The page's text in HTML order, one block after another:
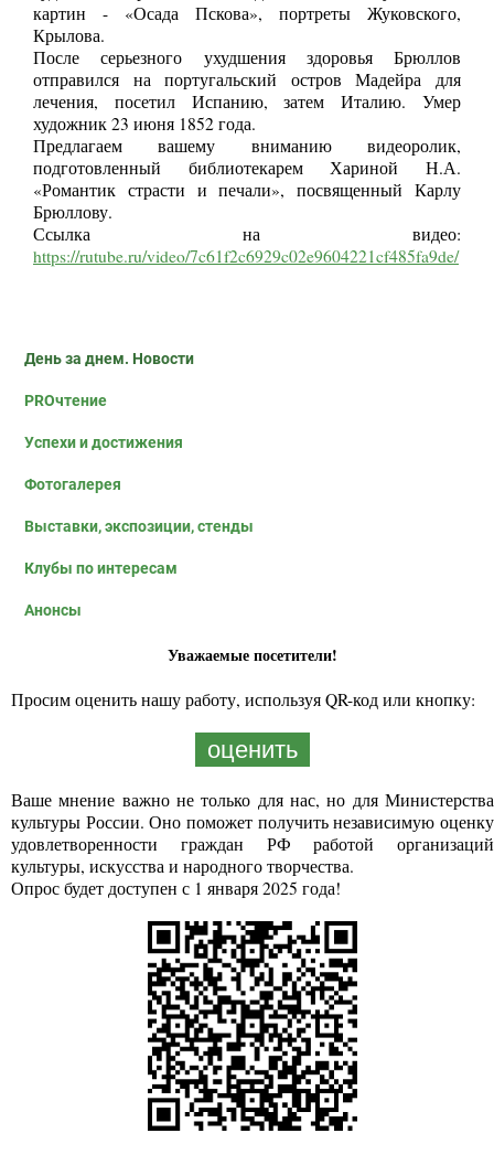
картин - «Осада Пскова», портреты Жуковского,
Крылова.
После серьезного ухудшения здоровья Брюллов
отправился на португальский остров Мадейра для
лечения, посетил Испанию, затем Италию. Умер
художник 23 июня 1852 года.
Предлагаем вашему вниманию видеоролик,
подготовленный библиотекарем Хариной Н.А.
«Романтик страсти и печали», посвященный Карлу
Брюллову.
Ссылка на видео:
https://rutube.ru/video/7c61f2c6929c02e9604221cf485fa9de/
День за днем. Новости
PROчтение
Успехи и достижения
Фотогалерея
Выставки, экспозиции, стенды
Клубы по интересам
Анонсы
Уважаемые посетители!
Просим оценить нашу работу, используя QR-код или кнопку:
оценить
Ваше мнение важно не только для нас, но для Министерства
культуры России. Оно поможет получить независимую оценку
удовлетворенности граждан РФ работой организаций
культуры, искусства и народного творчества.
Опрос будет доступен с 1 января 2025 года!